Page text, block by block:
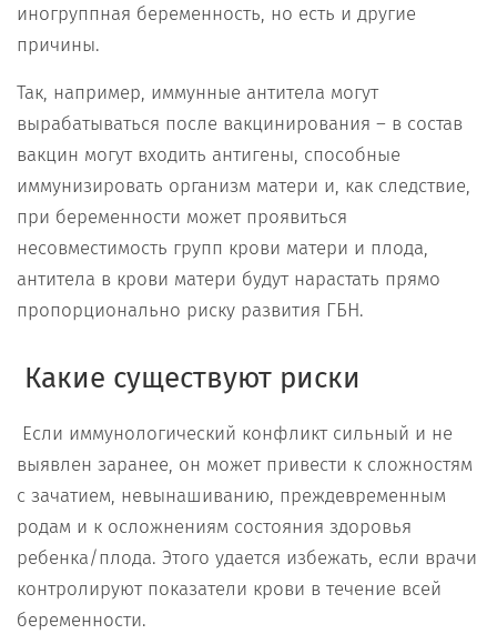
иногруппная беременность, но есть и другие
причины.
Так, например, иммунные антитела могут
вырабатываться после вакцинирования – в состав
вакцин могут входить антигены, способные
иммунизировать организм матери и, как следствие,
при беременности может проявиться
несовместимость групп крови матери и плода,
антитела в крови матери будут нарастать прямо
пропорционально риску развития ГБН.
Какие существуют риски
Если иммунологический конфликт сильный и не
выявлен заранее, он может привести к сложностям
с зачатием, невынашиванию, преждевременным
родам и к осложнениям состояния здоровья
ребенка/плода. Этого удается избежать, если врачи
контролируют показатели крови в течение всей
беременности.